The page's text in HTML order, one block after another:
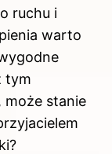
ruchu i
warto
tym
może stanie